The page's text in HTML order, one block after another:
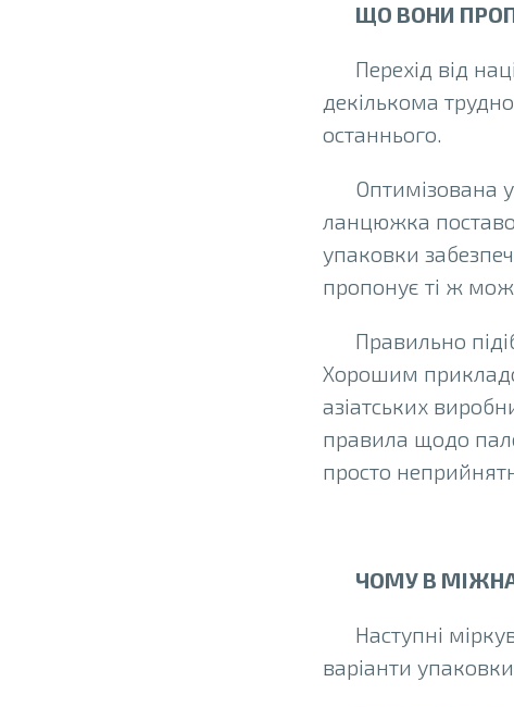
ЩО ВОНИ
Перехід від
декількома
останнього.
Оптимізована
ланцюжка
упаковки
пропонує ті ж
Правильно
Хорошим
азіатських
правила щодо
просто
ЧОМУ В
Наступні
варіанти